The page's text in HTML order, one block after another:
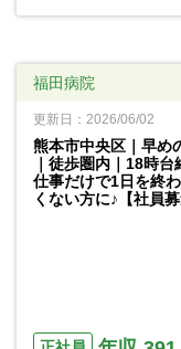
福田病院
更新日：2026/06/02
熊本市中央区｜早め
｜徒歩圏内｜18時台
仕事だけで1日を終
くない方に♪【社員募